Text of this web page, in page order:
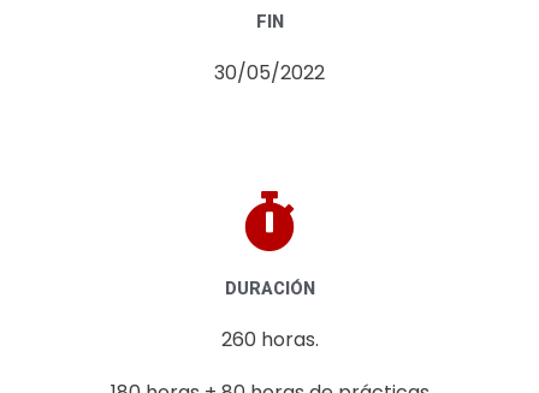
FIN
30/05/2022
DURACIÓN
260 horas.